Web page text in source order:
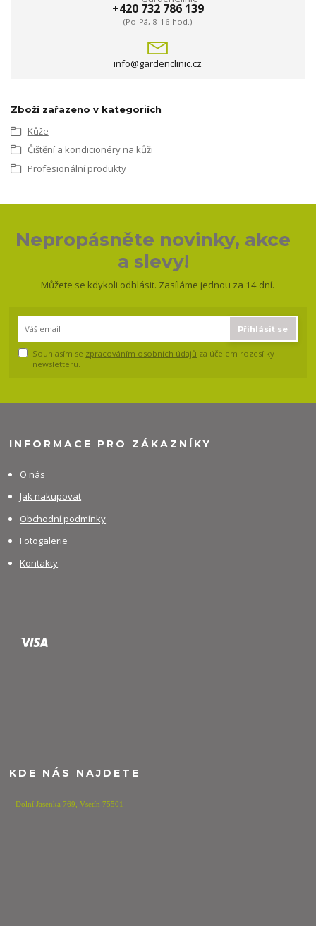
+420 732 786 139
(Po-Pá, 8-16 hod.)
info@gardenclinic.cz
Zboží zařazeno v kategoriích
Kůže
Čištění a kondicionéry na kůži
Profesionální produkty
Nepropásněte novinky, akce
a slevy!
Můžete se kdykoli odhlásit. Zasíláme jednou za 14 dní.
Přihlásit se
Souhlasím se zpracováním osobních údajů za účelem rozesílky
newsletteru.
INFORMACE PRO ZÁKAZNÍKY
O nás
Jak nakupovat
Obchodní podmínky
Fotogalerie
Kontakty
KDE NÁS NAJDETE
Dolní Jasenka 769,Vsetín 75501